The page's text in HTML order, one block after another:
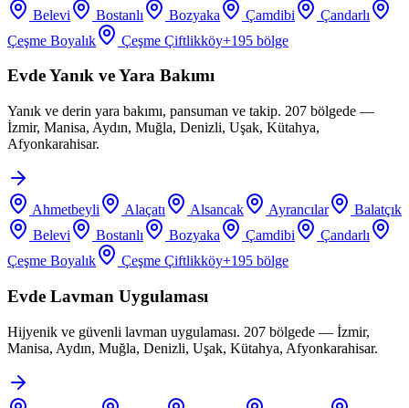
Belevi Bostanlı Bozyaka Çamdibi
Çandarlı
Çeşme Boyalık
Çeşme Çiftlikköy+195 bölge
Evde Yanık ve Yara Bakımı
Yanık ve derin yara bakımı, pansuman ve takip. 207 bölgede —
İzmir, Manisa, Aydın, Muğla, Denizli, Uşak, Kütahya,
Afyonkarahisar.
Ahmetbeyli Alaçatı Alsancak Ayrancılar
Balatçık
Belevi
Bostanlı Bozyaka Çamdibi
Çandarlı
Çeşme Boyalık
Çeşme Çiftlikköy+195 bölge
Evde Lavman Uygulaması
Hijyenik ve güvenli lavman uygulaması. 207 bölgede — İzmir,
Manisa, Aydın, Muğla, Denizli, Uşak, Kütahya, Afyonkarahisar.